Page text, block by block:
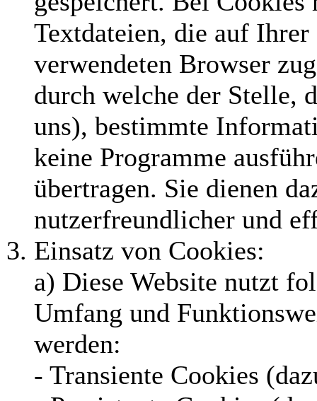
Textdateien, die auf
verwendeten Browser
durch welche der Stelle,
uns), bestimmte
keine Programme
übertragen. Sie dienen
nutzerfreundlicher und
Einsatz von Cookies:
a) Diese Website nutzt
Umfang und
werden:
- Transiente Cookies